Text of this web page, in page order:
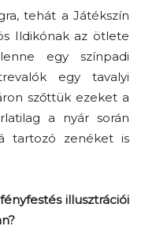
tehát a Játékszín
Ildikónak az ötlete
egy színpadi
egy tavalyi
szőttük ezeket a
a nyár során
tartozó zenéket is
illusztrációi